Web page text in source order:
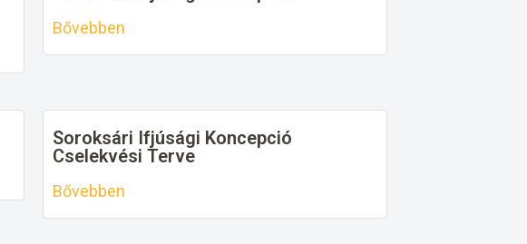
Bővebben
Soroksári Ifjúsági Koncepció
Cselekvési Terve
Bővebben